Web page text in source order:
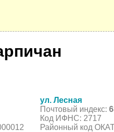
ул. Лесная
Почтовый индекс:
Код ИФНС: 2717
Районный код